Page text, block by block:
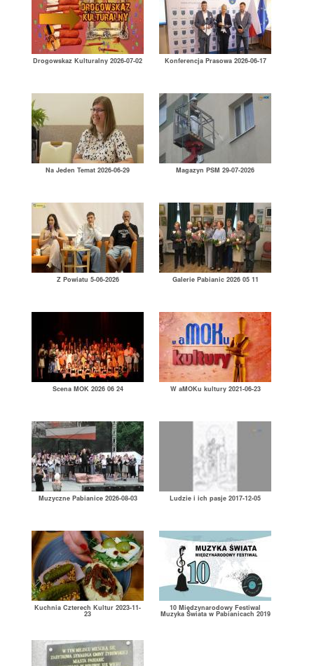
Drogowskaz Kulturalny 2026-07-02 Konferencja Prasowa 2026-06-17
Na Jeden Temat 2026-06-29 Magazyn PSM 29-07-2026
Z Powiatu 5-06-2026 Galerie Pabianic 2026 05 11
Scena MOK 2026 06 24 W aMOKu kultury 2021-06-23
Muzyczne Pabianice 2026-08-03 Ludzie i ich pasje 2017-12-05
Kuchnia Czterech Kultur 2023-11-
23
10 Międzynarodowy Festiwal
Muzyka Świata w Pabianicach 2019